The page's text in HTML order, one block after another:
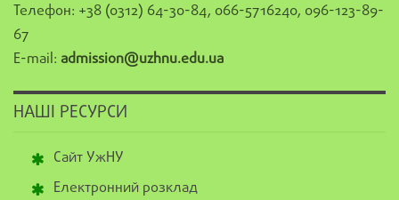
Телефон: +38 (0312) 64-30-84, 066-5716240, 096-123-89-
67
E-mail: admission@uzhnu.edu.ua
НАШІ РЕСУРСИ
Сайт УжНУ
Електронний розклад